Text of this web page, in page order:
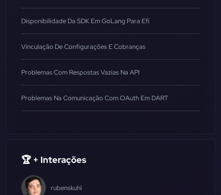
Disponibilidade Da SDK Em GoLang Para Efí
Vinculação De Configurações E Cobranças
Problemas Com Respostas Vazias Na API
Problemas Na Comunicação Com OAuth Em DART
🏆 + Interações
rubenskuhl